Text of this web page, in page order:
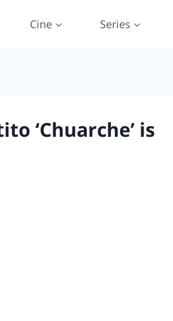
Cine Series
‘Chuarche’ is